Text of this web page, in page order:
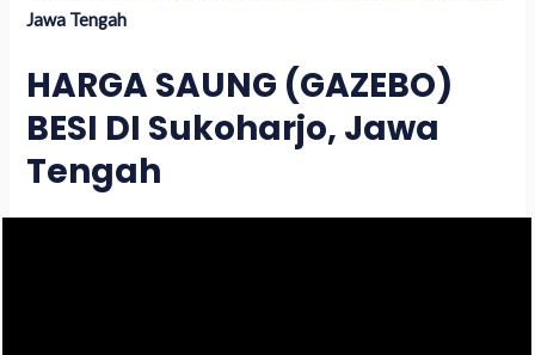
Jawa Tengah
HARGA SAUNG (GAZEBO)
BESI DI Sukoharjo, Jawa
Tengah